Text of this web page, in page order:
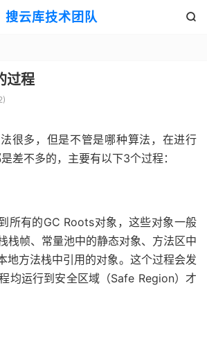
搜云库技术团队 
过程
)
很多，但是不管是哪种算法，在进行
差不多的，主要有以下3个过程：
所有的GC Roots对象，这些对象一般
栈帧、常量池中的静态对象、方法区中
地方法栈中引用的对象。这个过程会发
均运行到安全区域（Safe Region）才